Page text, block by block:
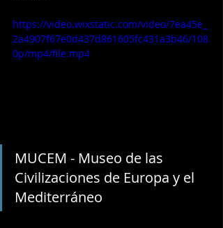
https://video.wixstatic.com/video/7ea45e_
2a4907f67e0d437d861605fc431a3b46/108
0p/mp4/file.mp4
MUCEM - Museo de las
Civilizaciones de Europa y el
Mediterráneo